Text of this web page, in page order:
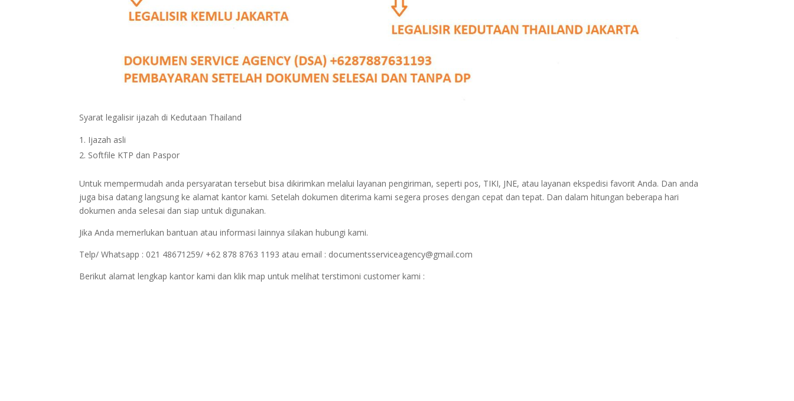
Syarat legalisir ijazah di Kedutaan Thailand
Ijazah asli
Softfile KTP dan Paspor
Untuk mempermudah anda persyaratan tersebut bisa dikirimkan melalui layanan pengiriman, seperti pos, TIKI, JNE, atau layanan ekspedisi favorit Anda. Dan anda
juga bisa datang langsung ke alamat kantor kami. Setelah dokumen diterima kami segera proses dengan cepat dan tepat. Dan dalam hitungan beberapa hari
dokumen anda selesai dan siap untuk digunakan.
Jika Anda memerlukan bantuan atau informasi lainnya silakan hubungi kami.
Telp/ Whatsapp : 021 48671259/ +62 878 8763 1193 atau email : documentsserviceagency@gmail.com
Berikut alamat lengkap kantor kami dan klik map untuk melihat terstimoni customer kami :